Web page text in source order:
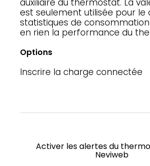
auxiliaire du thermostat. La
est seulement utilisée pour le
statistiques de
en rien la performance du
Options
Inscrire la charge connectée
Activer les alertes du
Neviweb